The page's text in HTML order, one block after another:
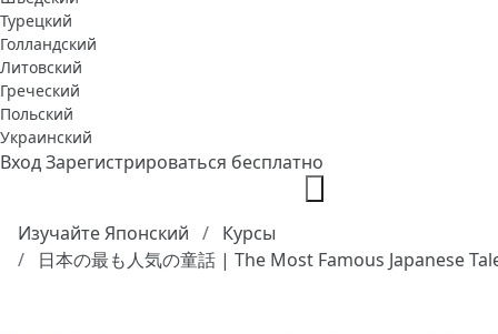
Турецкий
Голландский
Литовский
Греческий
Польский
Украинский
ВходЗарегистрироваться бесплатно
Изучайте Японский
Курсы
日本の最も人気の童話 | The Most Famous Japanese